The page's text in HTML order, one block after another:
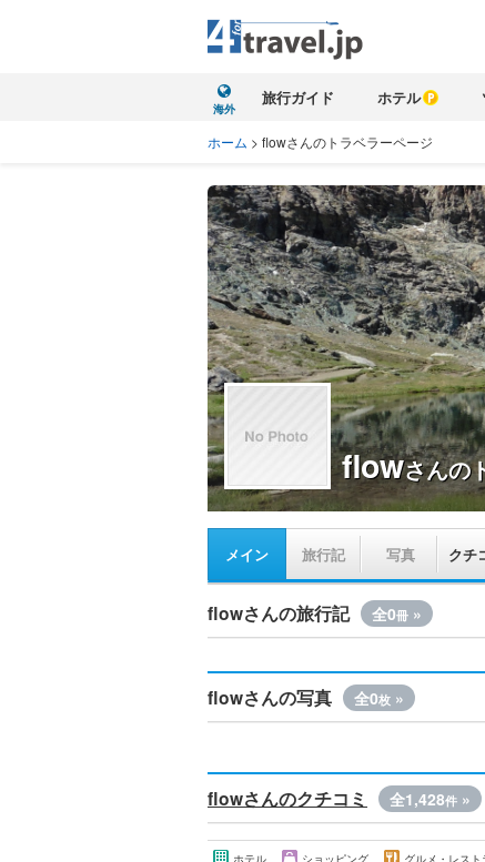
海外
旅行ガイド ホテル
ホーム > flowさんのトラベラーページ
flowさんの
メイン 旅行記 写真 クチ
flowさんの旅行記 全0冊 »
flowさんの写真 全0枚 »
flowさんのクチコミ 全1,428件 »
ホテル ショッピング グルメ・レスト